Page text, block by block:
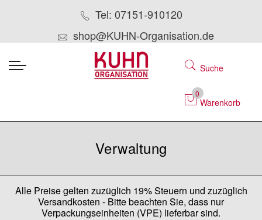
Tel: 07151-910120
shop@KUHN-Organisation.de
Suche
0
Warenkorb
Verwaltung
Alle Preise gelten zuzüglich 19% Steuern und zuzüglich
Versandkosten - Bitte beachten Sie, dass nur
Verpackungseinheiten (VPE) lieferbar sind.